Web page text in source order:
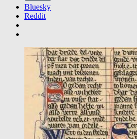
Bluesky
Reddit